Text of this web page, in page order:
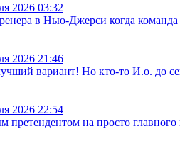
2026 03:32
в Нью-Джерси когда команда
2026 21:46
вариант! Но кто-то И.о. до
2026 22:54
претендентом на просто